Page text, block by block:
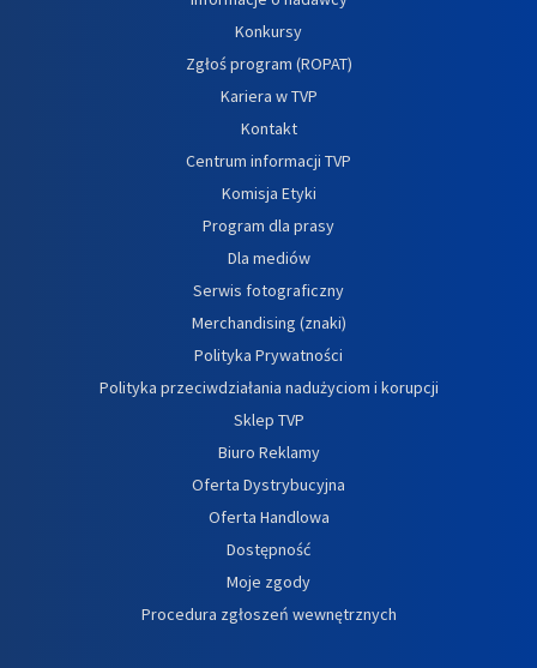
Konkursy
Zgłoś program (ROPAT)
Kariera w TVP
Kontakt
Centrum informacji TVP
Komisja Etyki
Program dla prasy
Dla mediów
Serwis fotograficzny
Merchandising (znaki)
Polityka Prywatności
Polityka przeciwdziałania nadużyciom i korupcji
Sklep TVP
Biuro Reklamy
Oferta Dystrybucyjna
Oferta Handlowa
Dostępność
Moje zgody
Procedura zgłoszeń wewnętrznych